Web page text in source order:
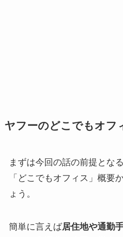
ヤフーのどこでもオフ
まずは今回の話の前提とな
「どこでもオフィス」概要
ょう。
簡単に言えば居住地や通勤